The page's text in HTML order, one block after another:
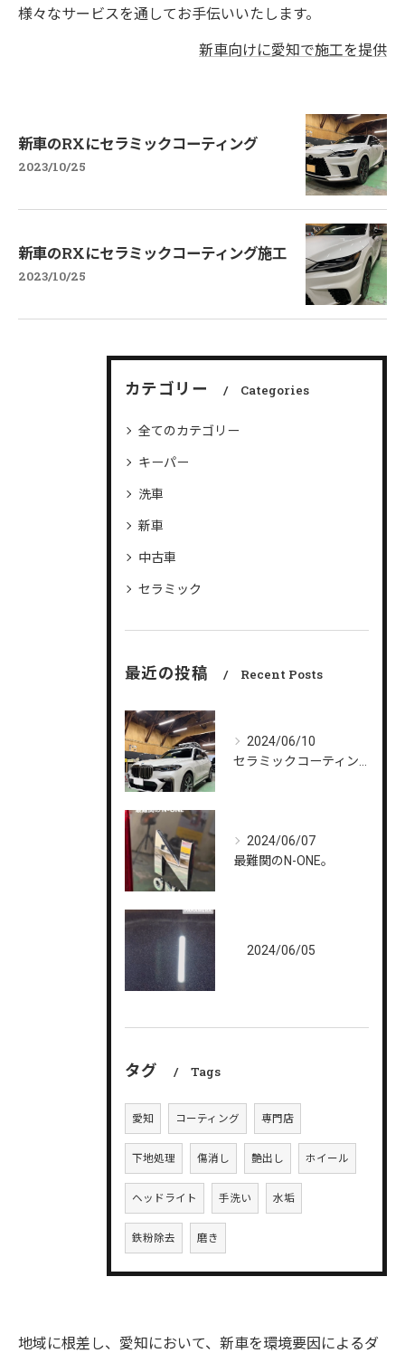
様々なサービスを通してお手伝いいたします。
新車向けに愛知で施工を提供
新車のRXにセラミックコーティング
2023/10/25
新車のRXにセラミックコーティング施工
2023/10/25
カテゴリー Categories
全てのカテゴリー
キーパー
洗車
新車
中古車
セラミック
最近の投稿 Recent Posts
2024/06/10
2024/06/07
最難関のN-ONE。
2024/06/05
タグ Tags
愛知 コーティング 専門店
下地処理 傷消し 艶出し ホイール
ヘッドライト 手洗い 水垢
鉄粉除去 磨き
地域に根差し、愛知において、新車を環境要因によるダ